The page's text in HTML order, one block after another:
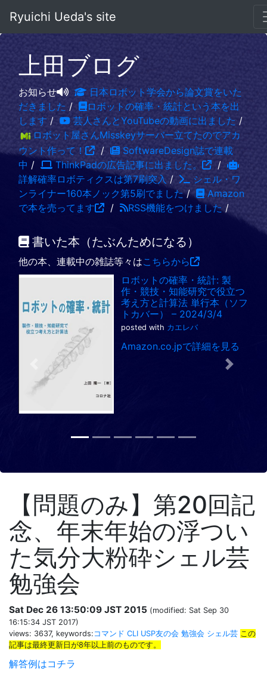
Ryuichi Ueda's site
上田ブログ
お知らせ
日本ロボット学会から論文賞をいた
だきました /
ロボットの確率・統計という本を出
します / 芸人さんとYouTubeの動画に出ました /
ロボット屋さんMisskeyサーバー立てたのでアカ
ウント作って！
/
SoftwareDesign誌で連載
中 / ThinkPadの広告記事に出ました。
/
詳解確率ロボティクスは第7刷突入 /
シェル・ワ
ンライナー160本ノック第5刷でました/
Amazon
で本を売ってます
/ RSS機能をつけました /
書いた本（たぶんためになる）
他の本、連載中の雑誌等々はこちらから
ロボットの確率・統計: 製
作・競技・知能研究で役立つ
考え方と計算法 単行本（ソフ
トカバー） – 2024/3/4
posted with カエレバ
Amazon.co.jpで詳細を見る
Previous Next
【問題のみ】第20回記
念、年末年始の浮つい
た気分大粉砕シェル芸
勉強会
Sat Dec 26 13:50:09 JST 2015 (modified: Sat Sep 30
16:15:34 JST 2017)
views: 3637, keywords: コマンド CLI USP友の会 勉強会 シェル芸 この
記事は最終更新日が8年以上前のものです。
解答例はコチラ